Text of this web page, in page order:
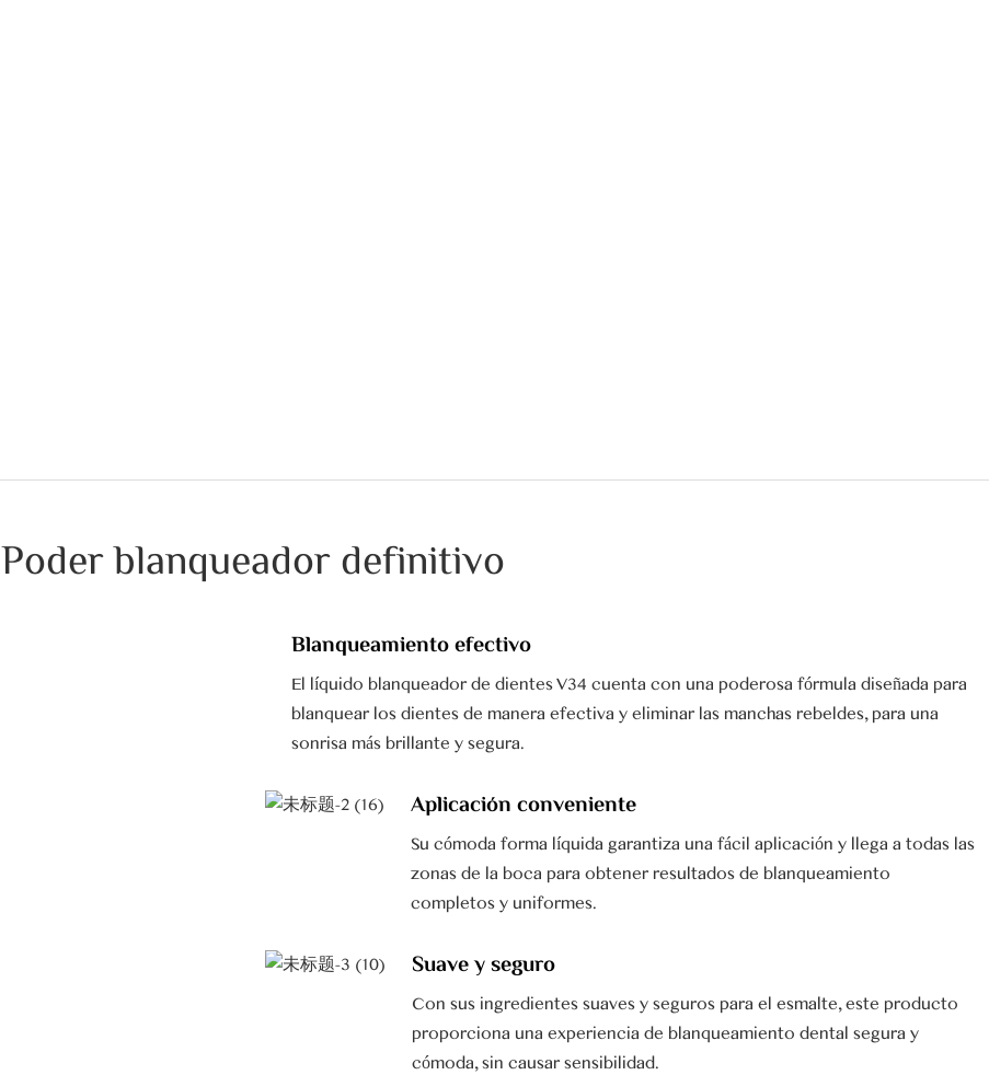
Poder blanqueador definitivo
Blanqueamiento efectivo
El líquido blanqueador de dientes V34 cuenta con una poderosa fórmula diseñada para
blanquear los dientes de manera efectiva y eliminar las manchas rebeldes, para una
sonrisa más brillante y segura.
Aplicación conveniente
Su cómoda forma líquida garantiza una fácil aplicación y llega a todas las
zonas de la boca para obtener resultados de blanqueamiento
completos y uniformes.
Suave y seguro
Con sus ingredientes suaves y seguros para el esmalte, este producto
proporciona una experiencia de blanqueamiento dental segura y
cómoda, sin causar sensibilidad.